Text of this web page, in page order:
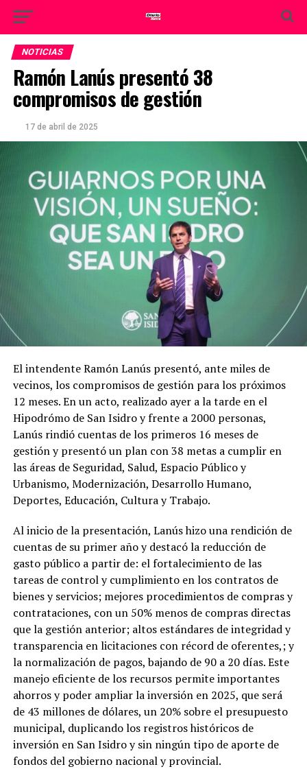
NOTICIAS
Ramón Lanús presentó 38
compromisos de gestión
17 de abril de 2025
El intendente Ramón Lanús presentó, ante miles de
vecinos, los compromisos de gestión para los próximos
12 meses. En un acto, realizado ayer a la tarde en el
Hipodrómo de San Isidro y frente a 2000 personas,
Lanús rindió cuentas de los primeros 16 meses de
gestión y presentó un plan con 38 metas a cumplir en
las áreas de Seguridad, Salud, Espacio Público y
Urbanismo, Modernización, Desarrollo Humano,
Deportes, Educación, Cultura y Trabajo.
Al inicio de la presentación, Lanús hizo una rendición de
cuentas de su primer año y destacó la reducción de
gasto público a partir de: el fortalecimiento de las
tareas de control y cumplimiento en los contratos de
bienes y servicios; mejores procedimientos de compras y
contrataciones, con un 50% menos de compras directas
que la gestión anterior; altos estándares de integridad y
transparencia en licitaciones con récord de oferentes,; y
la normalización de pagos, bajando de 90 a 20 días. Este
manejo eficiente de los recursos permite importantes
ahorros y poder ampliar la inversión en 2025, que será
de 43 millones de dólares, un 20% sobre el presupuesto
municipal, duplicando los registros históricos de
inversión en San Isidro y sin ningún tipo de aporte de
fondos del gobierno nacional y provincial.